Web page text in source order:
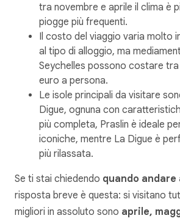
tra novembre e aprile il clima è
piogge più frequenti.
Il costo del viaggio varia molto
al tipo di alloggio, ma
Seychelles possono costare
euro a persona.
Le isole principali da visitare
Digue, ognuna con
più completa, Praslin è ideale
iconiche, mentre La Digue è
più rilassata.
Se ti stai chiedendo quando andare
risposta breve è questa: si visitano
migliori in assoluto sono aprile,